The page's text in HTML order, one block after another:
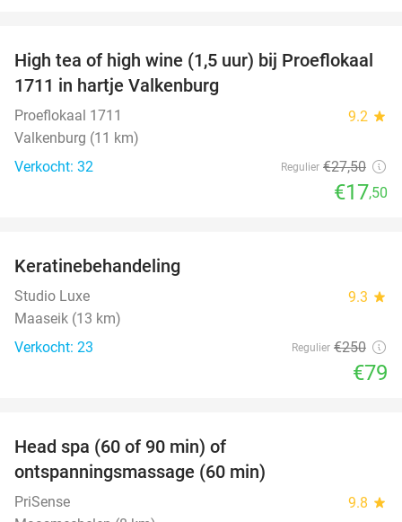
36%
High tea of high wine (1,5 uur) bij Proeflokaal
1711 in hartje Valkenburg
Proeflokaal 1711 9.2 star
Valkenburg (11 km)
Verkocht: 32
Regulier €27,50
€17,50
Keratinebehandeling
Studio Luxe 9.3 star
Maaseik (13 km)
Verkocht: 23
Regulier €250
€79
Head spa (60 of 90 min) of
ontspanningsmassage (60 min)
PriSense 9.8 star